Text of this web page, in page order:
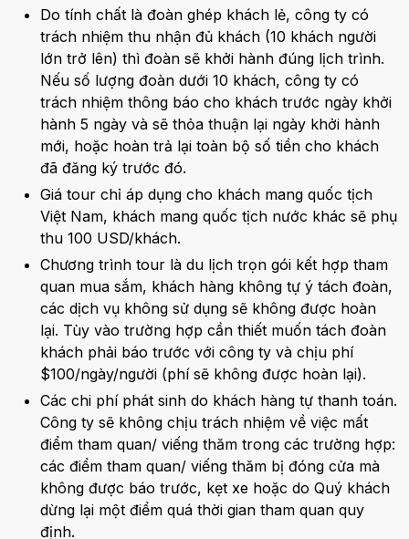
Do tính chất là đoàn ghép khách lẻ, công ty có
trách nhiệm thu nhận đủ khách (10 khách người
lớn trở lên) thì đoàn sẽ khởi hành đúng lịch trình.
Nếu số lượng đoàn dưới 10 khách, công ty có
trách nhiệm thông báo cho khách trước ngày khởi
hành 5 ngày và sẽ thỏa thuận lại ngày khởi hành
mới, hoặc hoàn trả lại toàn bộ số tiền cho khách
đã đăng ký trước đó.
Giá tour chỉ áp dụng cho khách mang quốc tịch
Việt Nam, khách mang quốc tịch nước khác sẽ phụ
thu 100 USD/khách.
Chương trình tour là du lịch trọn gói kết hợp tham
quan mua sắm, khách hàng không tự ý tách đoàn,
các dịch vụ không sử dụng sẽ không được hoàn
lại. Tùy vào trường hợp cần thiết muốn tách đoàn
khách phải báo trước với công ty và chịu phí
$100/ngày/người (phí sẽ không được hoàn lại).
Các chi phí phát sinh do khách hàng tự thanh toán.
Công ty sẽ không chịu trách nhiệm về việc mất
điểm tham quan/ viếng thăm trong các trường hợp:
các điểm tham quan/ viếng thăm bị đóng cửa mà
không được báo trước, kẹt xe hoặc do Quý khách
dừng lại một điểm quá thời gian tham quan quy
định.